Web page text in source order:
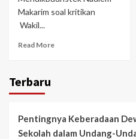
Makarim soal kritikan
Wakil...
Read More
Terbaru
Pentingnya Keberadaan
Sekolah dalam Undang-